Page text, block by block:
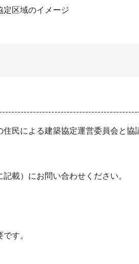
定区域のイメージ
民による建築協定運営委員会と協
載）にお問い合わせください。
す。